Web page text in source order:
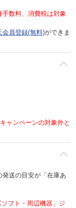
数料、消費税は対象
会員登録(無料)ができま
ャンペーンの対象外と
発送の目安が「在庫あ
フト・周辺機器」ジ